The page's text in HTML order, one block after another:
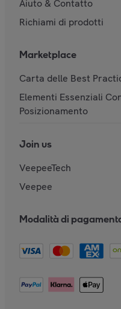
Aiuto & Contatto
Richiami di prodotti
Marketplace
Carta delle Best
Elementi Essenziali
Posizionamento
Join us
VeepeeTech
Veepee
Modalità di